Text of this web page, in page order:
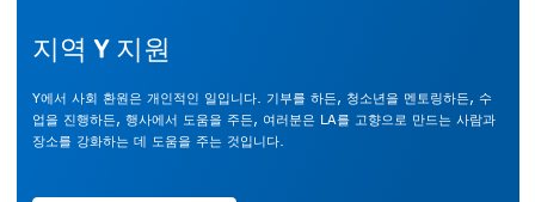
지역 Y 지원
Y에서 사회 환원은 개인적인 일입니다. 기부를 하든, 청소년을 멘토링하든, 수
업을 진행하든, 행사에서 도움을 주든, 여러분은 LA를 고향으로 만드는 사람과
장소를 강화하는 데 도움을 주는 것입니다.